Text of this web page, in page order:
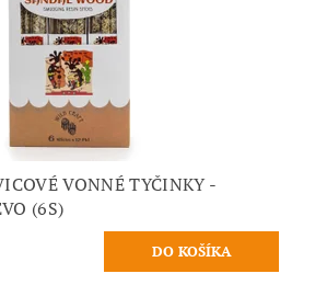
VONNÉ TYČINKY -
(6S)